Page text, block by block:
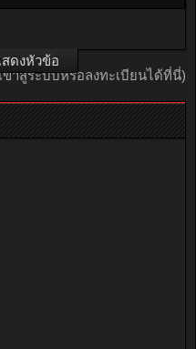
ดงหัวข้อ
าสู่ระบบหรือลงทะเบียนได้ที่นี่)